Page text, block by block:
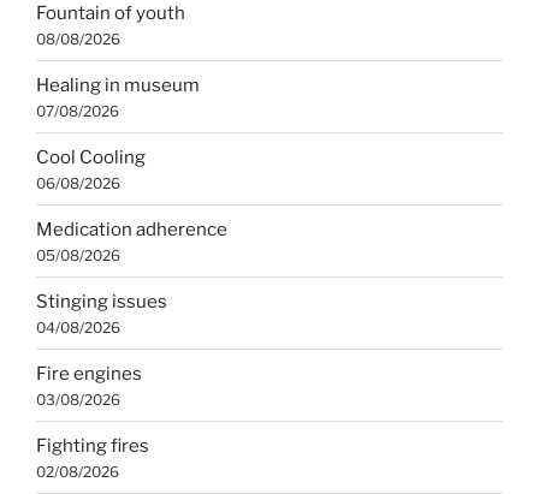
Fountain of youth
08/08/2026
Healing in museum
07/08/2026
Cool Cooling
06/08/2026
Medication adherence
05/08/2026
Stinging issues
04/08/2026
Fire engines
03/08/2026
Fighting fires
02/08/2026